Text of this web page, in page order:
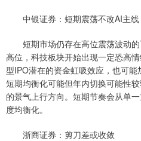
中银证券：短期震荡不改AI主线
短期市场仍存在高位震荡波动的
高位，科技板块开始出现一定恐高
型IPO潜在的资金虹吸效应，也可
短期均衡化可能但年内切换可能性
的景气上行方向。短期节奏会从单
度均衡化。
浙商证券：剪刀差或收敛